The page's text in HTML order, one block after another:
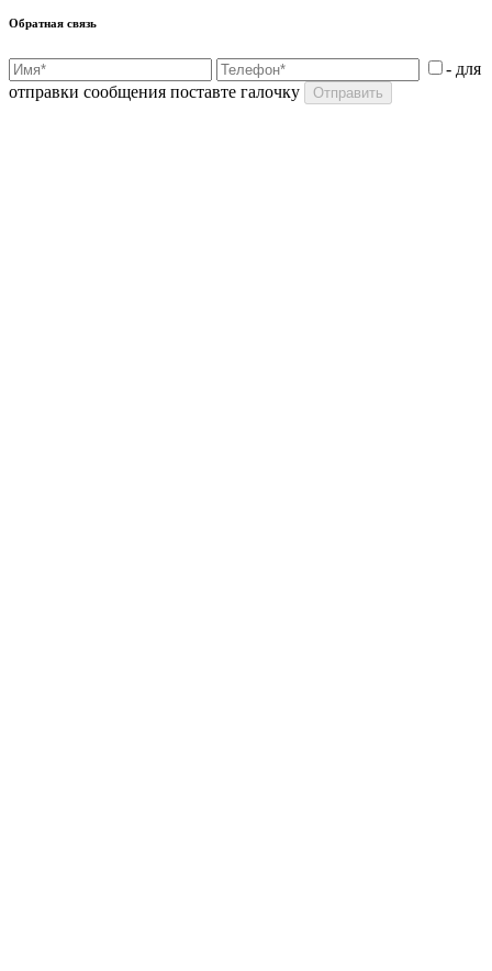
Обратная связь
- для
отправки сообщения поставте галочку